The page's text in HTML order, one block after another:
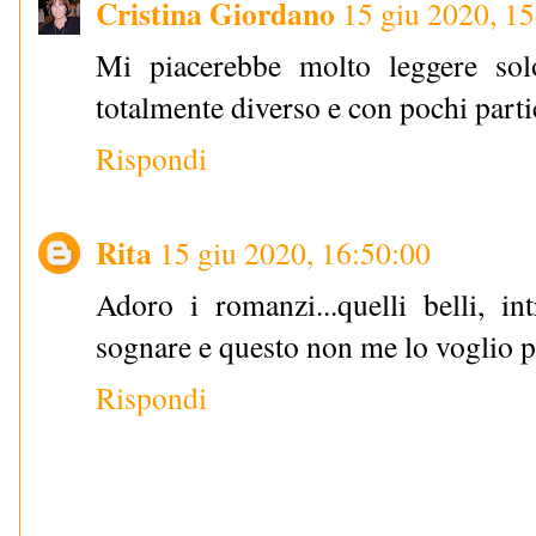
Cristina Giordano 15 giu 2020,
Mi piacerebbe molto leggere
totalmente diverso e con pochi
Rispondi
Rita 15 giu 2020, 16:50:00
Adoro i romanzi...quelli belli,
sognare e questo non me lo voglio
Rispondi